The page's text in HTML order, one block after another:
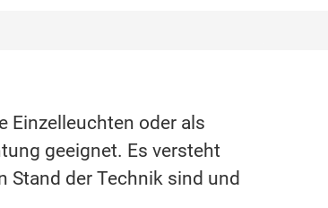
Einzelleuchten oder als
geeignet. Es versteht
Stand der Technik sind und